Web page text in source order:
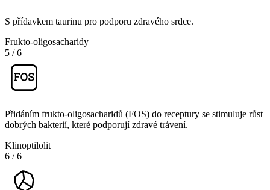
S přídavkem taurinu pro podporu zdravého srdce.
Frukto-oligosacharidy
5 /6
Přidáním frukto-oligosacharidů (FOS) do receptury se stimuluje růst
dobrých bakterií, které podporují zdravé trávení.
Klinoptilolit
6 /6